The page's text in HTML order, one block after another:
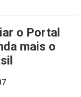
o Portal
mais o